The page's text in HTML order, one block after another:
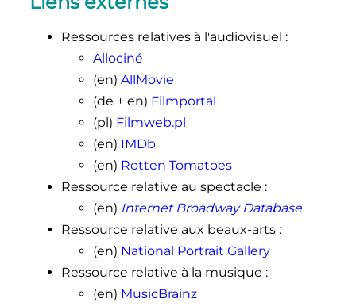
Ressources relatives à l'audiovisuel :
Allociné
(en) AllMovie
(de + en) Filmportal
(pl) Filmweb.pl
(en) IMDb
(en) Rotten Tomatoes
Ressource relative au spectacle :
(en) Internet Broadway Database
Ressource relative aux beaux-arts:
(en) National Portrait Gallery
Ressource relative à la musique :
(en) MusicBrainz